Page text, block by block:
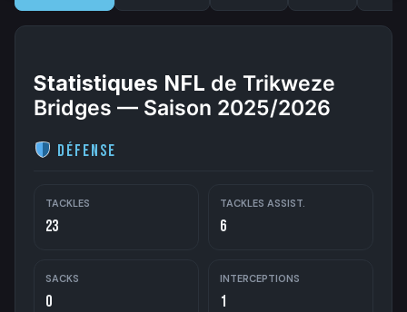
Statistiques NFL de Trikweze
Bridges — Saison 2025/2026
Défense
TACKLES
23
TACKLES ASSIST.
6
SACKS
0
INTERCEPTIONS
1